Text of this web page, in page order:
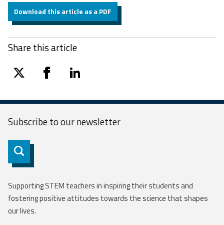
Download this article as a PDF
Share this article
twitter facebooklinkedin
Subscribe to ournewsletter
Subscribe
Supporting STEM teachers in inspiring their students and
fostering positive attitudes towards the science that shapes
our lives.